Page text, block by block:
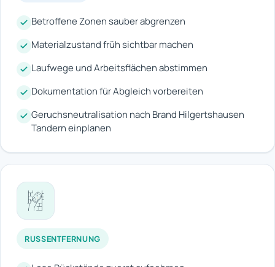
Betroffene Zonen sauber abgrenzen
Materialzustand früh sichtbar machen
Laufwege und Arbeitsflächen abstimmen
Dokumentation für Abgleich vorbereiten
Geruchsneutralisation nach Brand Hilgertshausen
Tandern einplanen
RUSSENTFERNUNG